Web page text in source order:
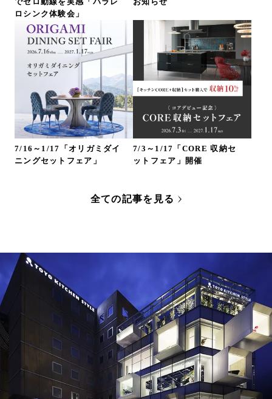
ロシンク体験会」
7/16～1/17「オリガミダイ
ニングセットフェア」
7/3～1/17「CORE 収納セ
ットフェア」開催
全ての記事を見る